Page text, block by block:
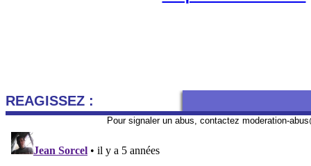
REAGISSEZ :
Pour signaler un abus, contactez moderation-